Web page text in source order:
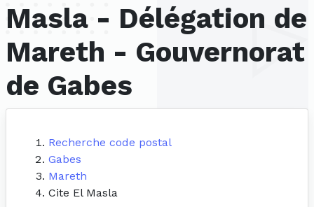
Masla - Délégation de
Mareth - Gouvernorat
de Gabes
Recherche code postal
Gabes
Mareth
Cite El Masla